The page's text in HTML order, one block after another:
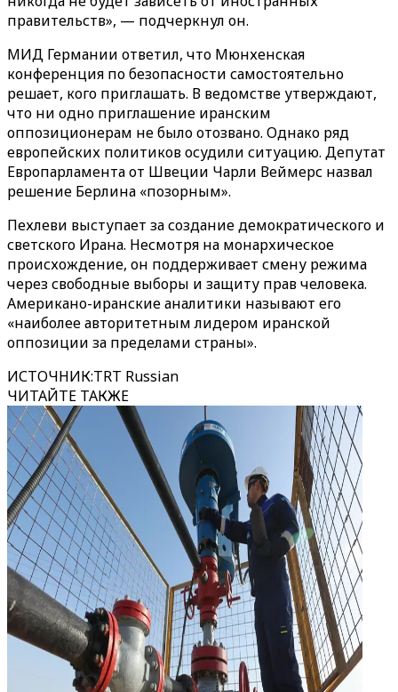
правительств», — подчеркнул он.
МИД Германии ответил, что Мюнхенская
конференция по безопасности самостоятельно
решает, кого приглашать. В ведомстве утверждают,
что ни одно приглашение иранским
оппозиционерам не было отозвано. Однако ряд
европейских политиков осудили ситуацию. Депутат
Европарламента от Швеции Чарли Веймерс назвал
решение Берлина «позорным».
Пехлеви выступает за создание демократического и
светского Ирана. Несмотря на монархическое
происхождение, он поддерживает смену режима
через свободные выборы и защиту прав человека.
Американо-иранские аналитики называют его
«наиболее авторитетным лидером иранской
оппозиции за пределами страны».
ИСТОЧНИК:TRT Russian
ЧИТАЙТЕ ТАКЖЕ